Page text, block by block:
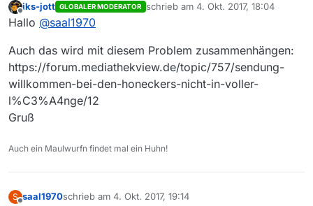
https://www.zdf.de/dokumentation/vom-glueck-auf-
zwei-raedern-102.html
Kann mir da einer weiter helfen.
Danke
saal1970
Offline
iks-jott GLOBALER MODERATOR schrieb am 4. Okt. 2017, 18:04
zuletzt editiert von
Hallo @saal1970
Auch das wird mit diesem Problem zusammenhängen:
https://forum.mediathekview.de/topic/757/sendung-
willkommen-bei-den-honeckers-nicht-in-voller-
l%C3%A4nge/12
Gruß
Auch ein Maulwurfn findet mal ein Huhn!
S saal1970schrieb am 4. Okt. 2017, 19:14
zuletzt editiert von